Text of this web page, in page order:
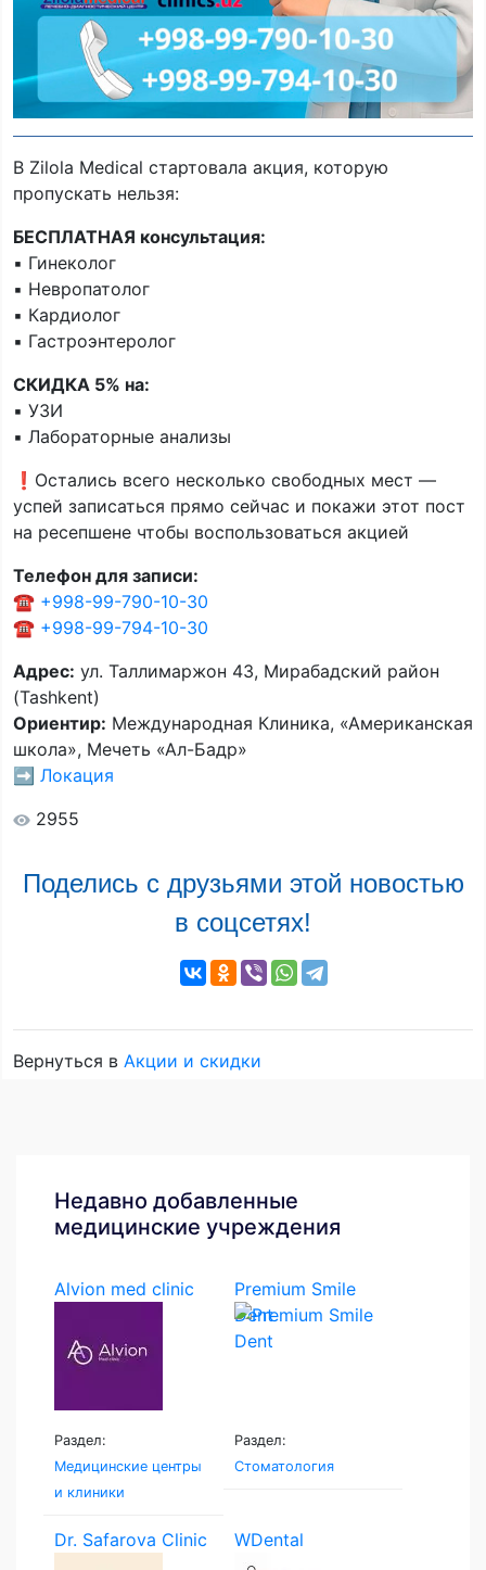
В Zilola Medical стартовала акция, которую
пропускать нельзя:
БЕСПЛАТНАЯ консультация:
▪️ Гинеколог
▪️ Невропатолог
▪️ Кардиолог
▪️ Гастроэнтеролог
СКИДКА 5% на:
▪️ УЗИ
▪️ Лабораторные анализы
❗️Остались всего несколько свободных мест —
успей записаться прямо сейчас и покажи этот пост
на ресепшене чтобы воспользоваться акцией
Телефон для записи:
☎️ +998-99-790-10-30
☎️ +998-99-794-10-30
Адрес: ул. Таллимаржон 43, Мирабадский район
(Tashkent)
Ориентир: Международная Клиника, «Американская
школа», Мечеть «Ал-Бадр»
➡️ Локация
2955
Поделись с друзьями этой новостью
в соцсетях!
Вернуться в Акции и скидки
Недавно добавленные
медицинские учреждения
Alvion med clinic
Раздел:
Медицинские центры
и клиники
Premium Smile
Dent
Раздел:
Стоматология
Dr. Safarova Clinic WDental